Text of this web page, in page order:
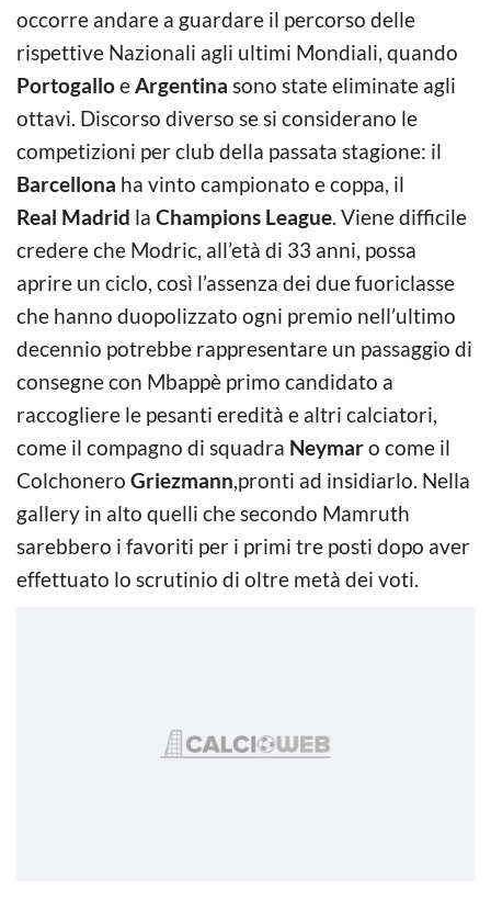
occorre andare a guardare il percorso delle
rispettive Nazionali agli ultimi Mondiali, quando
PortogalloeArgentina sono state eliminate agli
ottavi. Discorso diverso se si considerano le
competizioni per club della passata stagione: il
Barcellona ha vinto campionato e coppa, il
Real Madrid la Champions League. Viene difficile
credere che Modric, all’età di 33 anni, possa
aprire un ciclo, così l’assenza dei due fuoriclasse
che hanno duopolizzato ogni premio nell’ultimo
decennio potrebbe rappresentare un passaggio di
consegne con Mbappè primo candidato a
raccogliere le pesanti eredità e altri calciatori,
come il compagno di squadra Neymaro come il
Colchonero Griezmann,pronti ad insidiarlo. Nella
gallery in alto quelli che secondo Mamruth
sarebbero i favoriti per i primi tre posti dopo aver
effettuato lo scrutinio di oltre metà dei voti.